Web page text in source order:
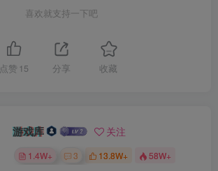
喜欢就支持一下吧
点赞 15 分享 收藏
游戏库 关注
1.4W+ 3 13.8W+ 58W+